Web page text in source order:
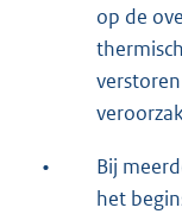
op de
•
Bij
het